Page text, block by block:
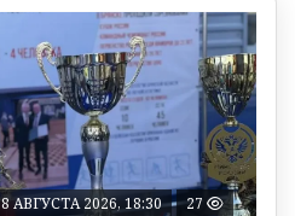
8 АВГУСТА 2026, 18:30 27